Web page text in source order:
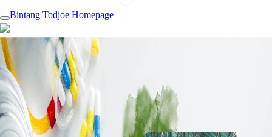
Bintang Todjoe Homepage